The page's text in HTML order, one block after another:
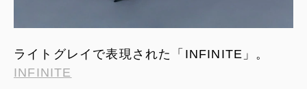
ライトグレイで表現された「INFINITE」。
INFINITE